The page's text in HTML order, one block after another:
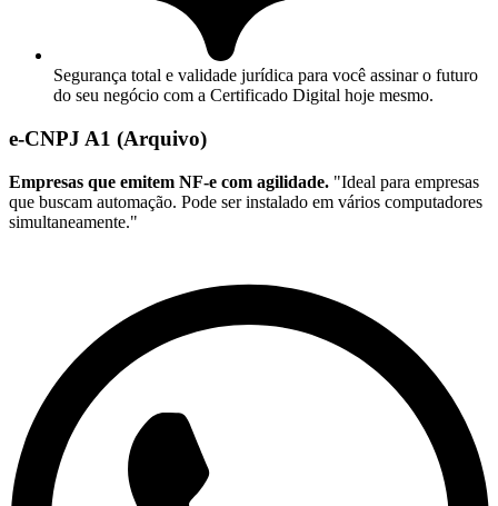
Segurança total e validade jurídica para você assinar o futuro
do seu negócio com a Certificado Digital hoje mesmo.
e-CNPJ A1 (Arquivo)
Empresas que emitem NF-e com agilidade. "Ideal para empresas
que buscam automação. Pode ser instalado em vários computadores
simultaneamente."